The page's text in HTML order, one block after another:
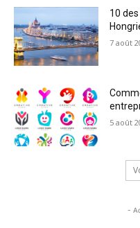
10
7 août
5 août
-